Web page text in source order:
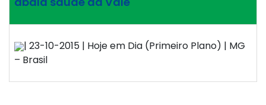
| 23-10-2015 | Hoje em Dia (Primeiro Plano) | MG
– Brasil